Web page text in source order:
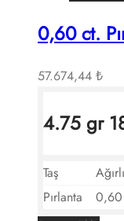
0,60 ct.
57.674,44 ₺
4.75 gr
Taş
Pırlanta
0,60